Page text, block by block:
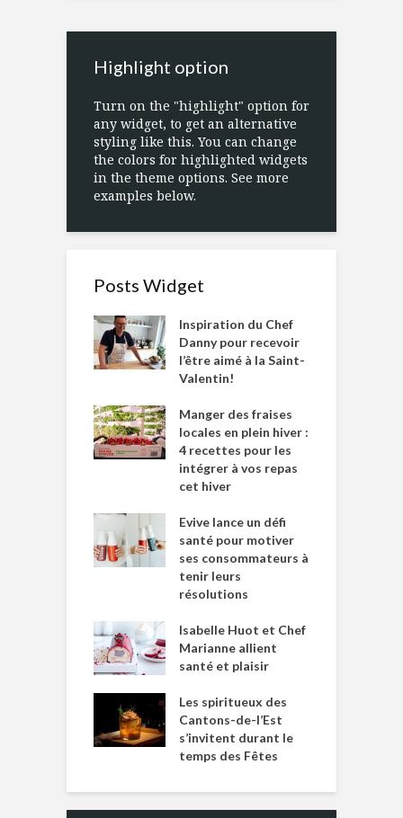
Highlight option
Turn on the "highlight" option for
any widget, to get an alternative
styling like this. You can change
the colors for highlighted widgets
in the theme options. See more
examples below.
Posts Widget
Inspiration du Chef
Danny pour recevoir
l’être aimé à la Saint-
Valentin!
Manger des fraises
locales en plein hiver :
4 recettes pour les
intégrer à vos repas
cet hiver
Evive lance un défi
santé pour motiver
ses consommateurs à
tenir leurs
résolutions
Isabelle Huot et Chef
Marianne allient
santé et plaisir
Les spiritueux des
Cantons-de-l’Est
s’invitent durant le
temps des Fêtes